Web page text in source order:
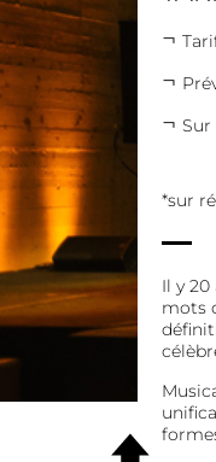
Sur
*sur
Il y
mots